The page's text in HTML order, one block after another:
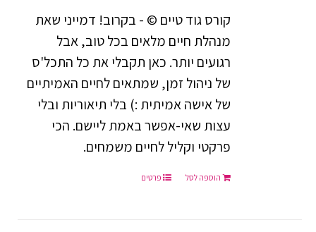
קורס גוד טיים © - בקרוב! דמייני שאת
מנהלת חיים מלאים בכל טוב, אבל
רגועים יותר. כאן תקבלי את כל התכל'ס
של ניהול זמן, שמתאים לחיים האמיתיים
של אישה אמיתית :) בלי תיאוריות ובלי
עצות שאי-אפשר באמת ליישם. הכי
פרקטי וקליל לחיים משמחים.
הוספה לסל פרטים